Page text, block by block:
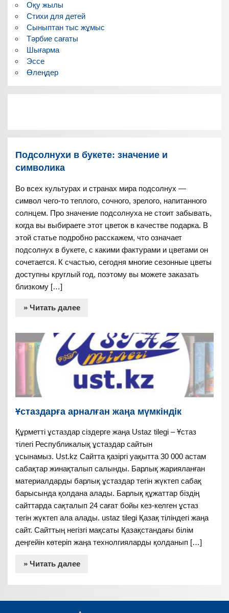
Оқу жылы
Стихи для детей
Сыныптан тыс жұмыс
Тәрбие сағаты
Шығарма
Эссе
Өлеңдер
Подсолнухи в букете: значение и
символика
Во всех культурах и странах мира подсолнух —
символ чего-то теплого, сочного, зрелого, напитанного
солнцем. Про значение подсолнуха не стоит забывать,
когда вы выбираете этот цветок в качестве подарка. В
этой статье подробно расскажем, что означает
подсолнух в букете, с какими фактурами и цветами он
сочетается. К счастью, сегодня многие сезонные цветы
доступны круглый год, поэтому вы можете заказать
близкому […]
» Читать далее
Ұстаздарға арналған жаңа мүмкіндік
Құрметті ұстаздар сіздерге жаңа Ustaz tilegi – Ұстаз
тілегі Республикалық ұстаздар сайтын
ұсынамыз. Ust.kz Сайтта қазіргі уақытта 30 000 астам
сабақтар жинақталып салынды. Барлық жарияланған
материалдарды барлық ұстаздар тегін жүктеп сабақ
барысында қолдана алады. Барлық құжаттар біздің
сайттарда сақталып 24 сағат бойы кез-келген ұстаз
тегін жүктеп ала алады. ustaz tilegi Қазақ тіліндегі жаңа
сайт. Сайттың негізгі мақсаты Қазақстандағы білім
деңгейін көтеріп жаңа технолгияларды қолданып […]
» Читать далее